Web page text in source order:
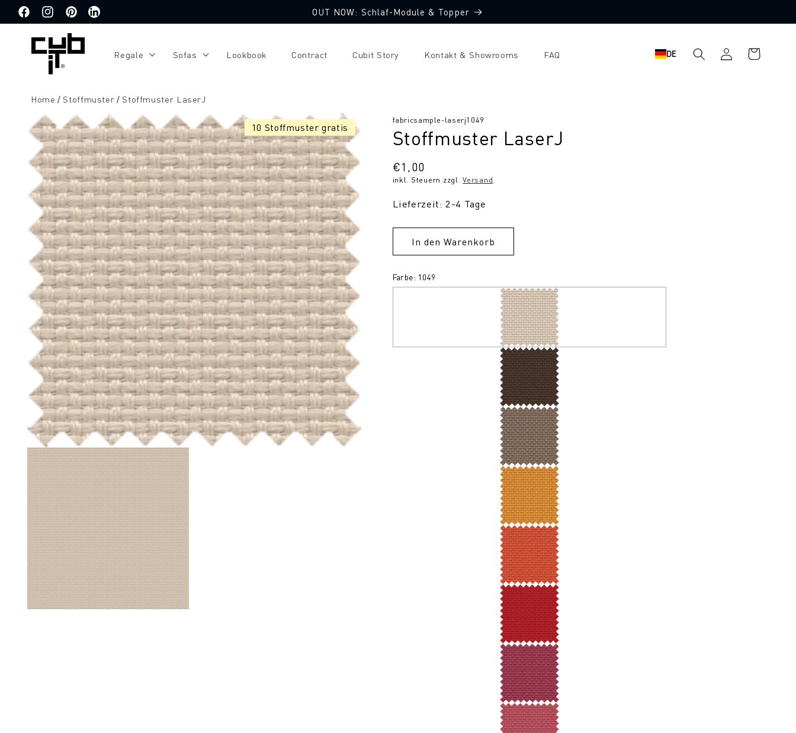
zum
Inhalt
FacebookInstagramPinterestTranslation
OUT NOW: Schlaf-Module & Topper
Regale Sofas Lookbook Contract Cubit Story Kontakt & Showrooms FAQ DE EinloggenWarenkorb
Home Stoffmuster Stoffmuster LaserJ
Produktinformationen
springen
10 Stoffmuster gratis
SKU:
fabricsample-laserj1049
Stoffmuster LaserJ
Normaler
Preis
€1,00
inkl. Steuern zzgl.Versand.
Lieferzeit: 2-4 Tage
In den Warenkorb
Farbe: 1049